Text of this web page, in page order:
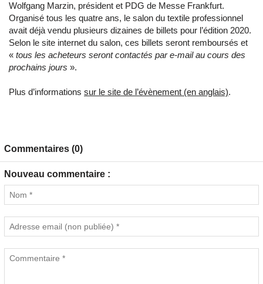
Wolfgang Marzin, président et PDG de Messe Frankfurt.
Organisé tous les quatre ans, le salon du textile professionnel
avait déjà vendu plusieurs dizaines de billets pour l’édition 2020.
Selon le site internet du salon, ces billets seront remboursés et
« tous les acheteurs seront contactés par e-mail au cours des
prochains jours ».
Plus d’informations sur le site de l’évènement (en anglais).
Commentaires (0)
Nouveau commentaire :